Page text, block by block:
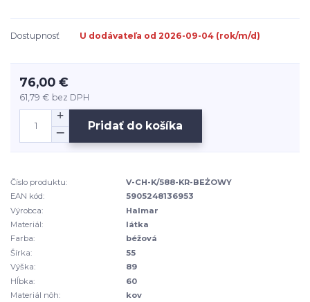
Dostupnosť U dodávateľa od 2026-09-04 (rok/m/d)
76,00 €
61,79 € bez DPH
Pridať do košíka
Číslo produktu:
V-CH-K/588-KR-BEŻOWY
EAN kód:
5905248136953
Výrobca:
Halmar
Materiál:
látka
Farba:
béžová
Šírka:
55
Výška:
89
Hĺbka:
60
Materiál nôh:
kov